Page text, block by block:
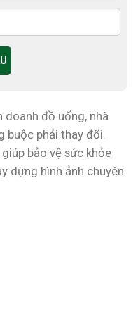
doanh đồ uống, nhà
buộc phải thay đổi.
bảo vệ sức khỏe
dựng hình ảnh chuyên